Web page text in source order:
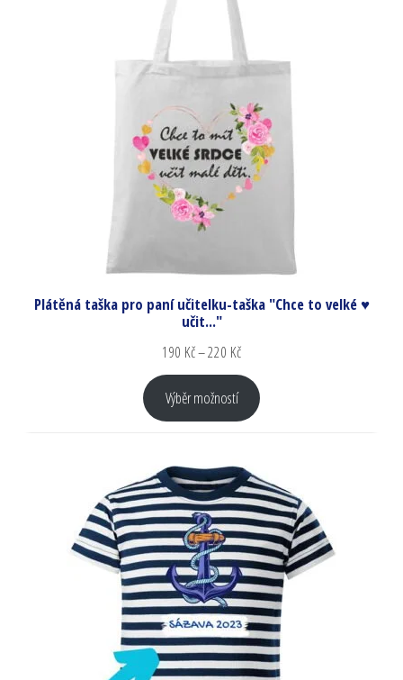
Plátěná taška pro paní učitelku-taška "Chce to velké ♥
učit..."
190 Kč–220 Kč
Výběr možností